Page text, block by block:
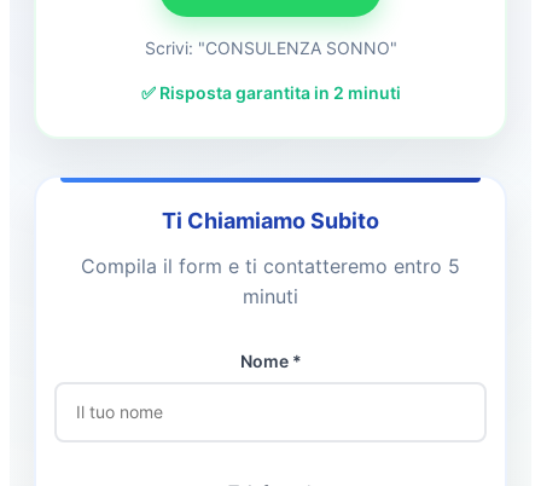
Scrivi: "CONSULENZA SONNO"
✅ Risposta garantita in 2 minuti
Ti Chiamiamo Subito
Compila il form e ti contatteremo entro 5
minuti
Nome *